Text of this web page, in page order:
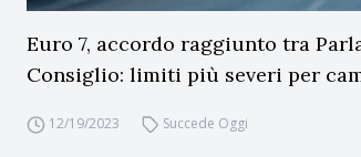
Euro 7, accordo raggiunto tra
Consiglio: limiti più severi per
12/19/2023 Succede Oggi